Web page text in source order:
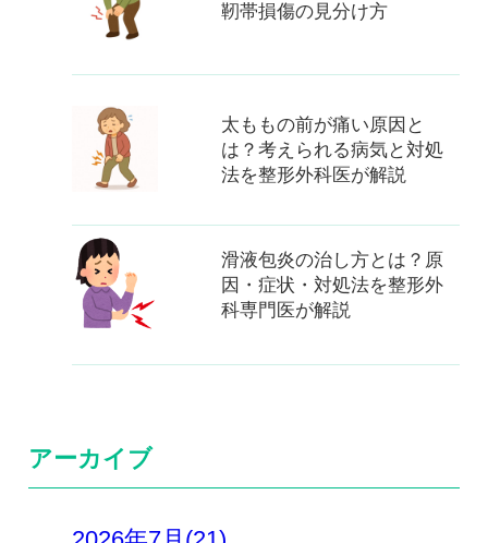
靭帯損傷の見分け方
太ももの前が痛い原因と
は？考えられる病気と対処
法を整形外科医が解説
滑液包炎の治し方とは？原
因・症状・対処法を整形外
科専門医が解説
アーカイブ